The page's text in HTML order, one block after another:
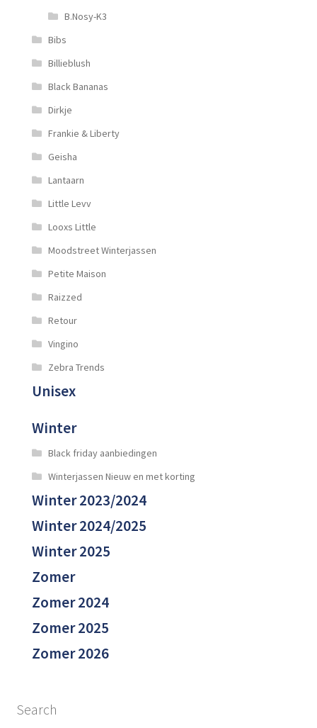
B.Nosy-K3
Bibs
Billieblush
Black Bananas
Dirkje
Frankie & Liberty
Geisha
Lantaarn
Little Levv
Looxs Little
Moodstreet Winterjassen
Petite Maison
Raizzed
Retour
Vingino
Zebra Trends
Unisex
Winter
Black friday aanbiedingen
Winterjassen Nieuw en met korting
Winter 2023/2024
Winter 2024/2025
Winter 2025
Zomer
Zomer 2024
Zomer 2025
Zomer 2026
Search